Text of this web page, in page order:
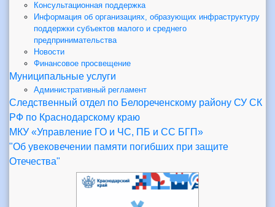
Консультационная поддержка
Информация об организациях, образующих инфраструктуру
поддержки субъектов малого и среднего
предпринимательства
Новости
Финансовое просвещение
Муниципальные услуги
Административный регламент
Следственный отдел по Белореченскому району СУ СК
РФ по Краснодарскому краю
МКУ «Управление ГО и ЧС, ПБ и СС БГП»
"Об увековечении памяти погибших при защите
Отечества"